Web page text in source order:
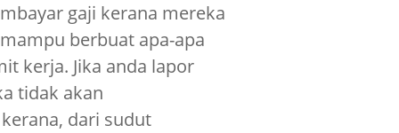
gaji kerana mereka
berbuat apa-apa
kerja. Jika anda lapor
tidak akan
dari sudut